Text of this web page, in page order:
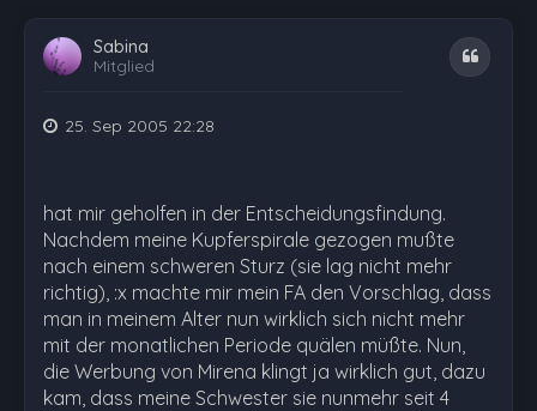
Sabina
Mitglied
Zitat
25. Sep 2005 22:28
hat mir geholfen in der Entscheidungsfindung.
Nachdem meine Kupferspirale gezogen mußte
nach einem schweren Sturz (sie lag nicht mehr
richtig), :x machte mir mein FA den Vorschlag, dass
man in meinem Alter nun wirklich sich nicht mehr
mit der monatlichen Periode quälen müßte. Nun,
die Werbung von Mirena klingt ja wirklich gut, dazu
kam, dass meine Schwester sie nunmehr seit 4